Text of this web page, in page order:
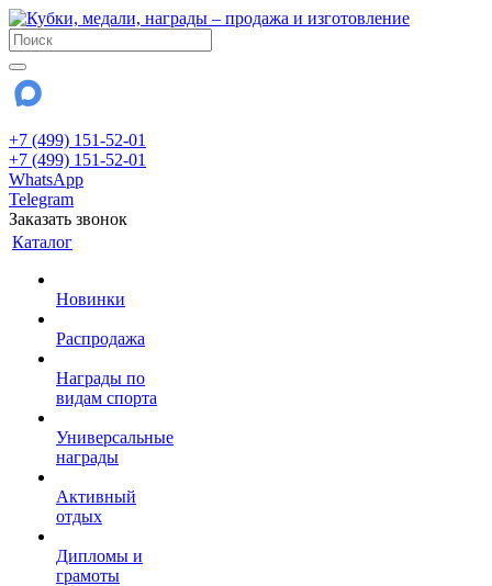
+7 (499) 151-52-01
+7 (499) 151-52-01
WhatsApp
Telegram
Заказать звонок
Каталог
Новинки
Распродажа
Награды по
видам спорта
Универсальные
награды
Активный
отдых
Дипломы и
грамоты